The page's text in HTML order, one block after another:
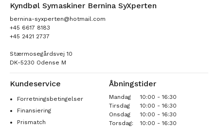
Kyndbøl Symaskiner Bernina SyXperten
bernina-syxperten@hotmail.com
+45 6617 8183
+45 2421 2737
Stærmosegårdsvej 10
DK-5230 Odense M
Kundeservice
Forretningsbetingelser
Finansiering
Prismatch
Åbningstider
Mandag
10:00 - 16:30
Tirsdag
10:00 - 16:30
Onsdag
10:00 - 16:30
Torsdag:
10:00 - 16:30